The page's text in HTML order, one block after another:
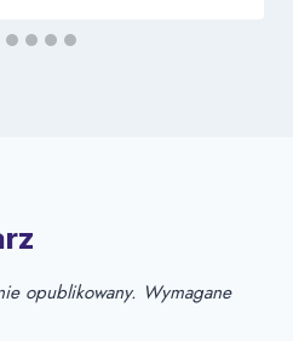
opublikowany. Wymagane